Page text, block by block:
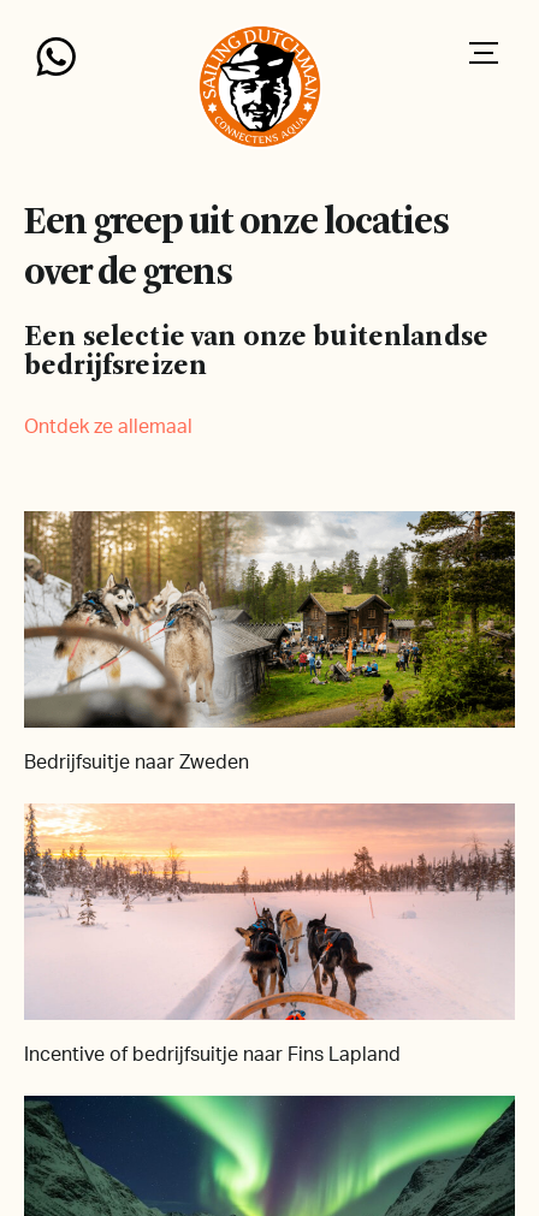
Een greep uit onze locaties
over de grens
Een selectie van onze buitenlandse
bedrijfsreizen
Ontdek ze allemaal
Bedrijfsuitje naar Zweden
Incentive of bedrijfsuitje naar Fins Lapland